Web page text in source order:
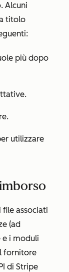
Alcuni
titolo
più dopo
utilizzare
associati
(ad
e i moduli
fornitore
di Stripe